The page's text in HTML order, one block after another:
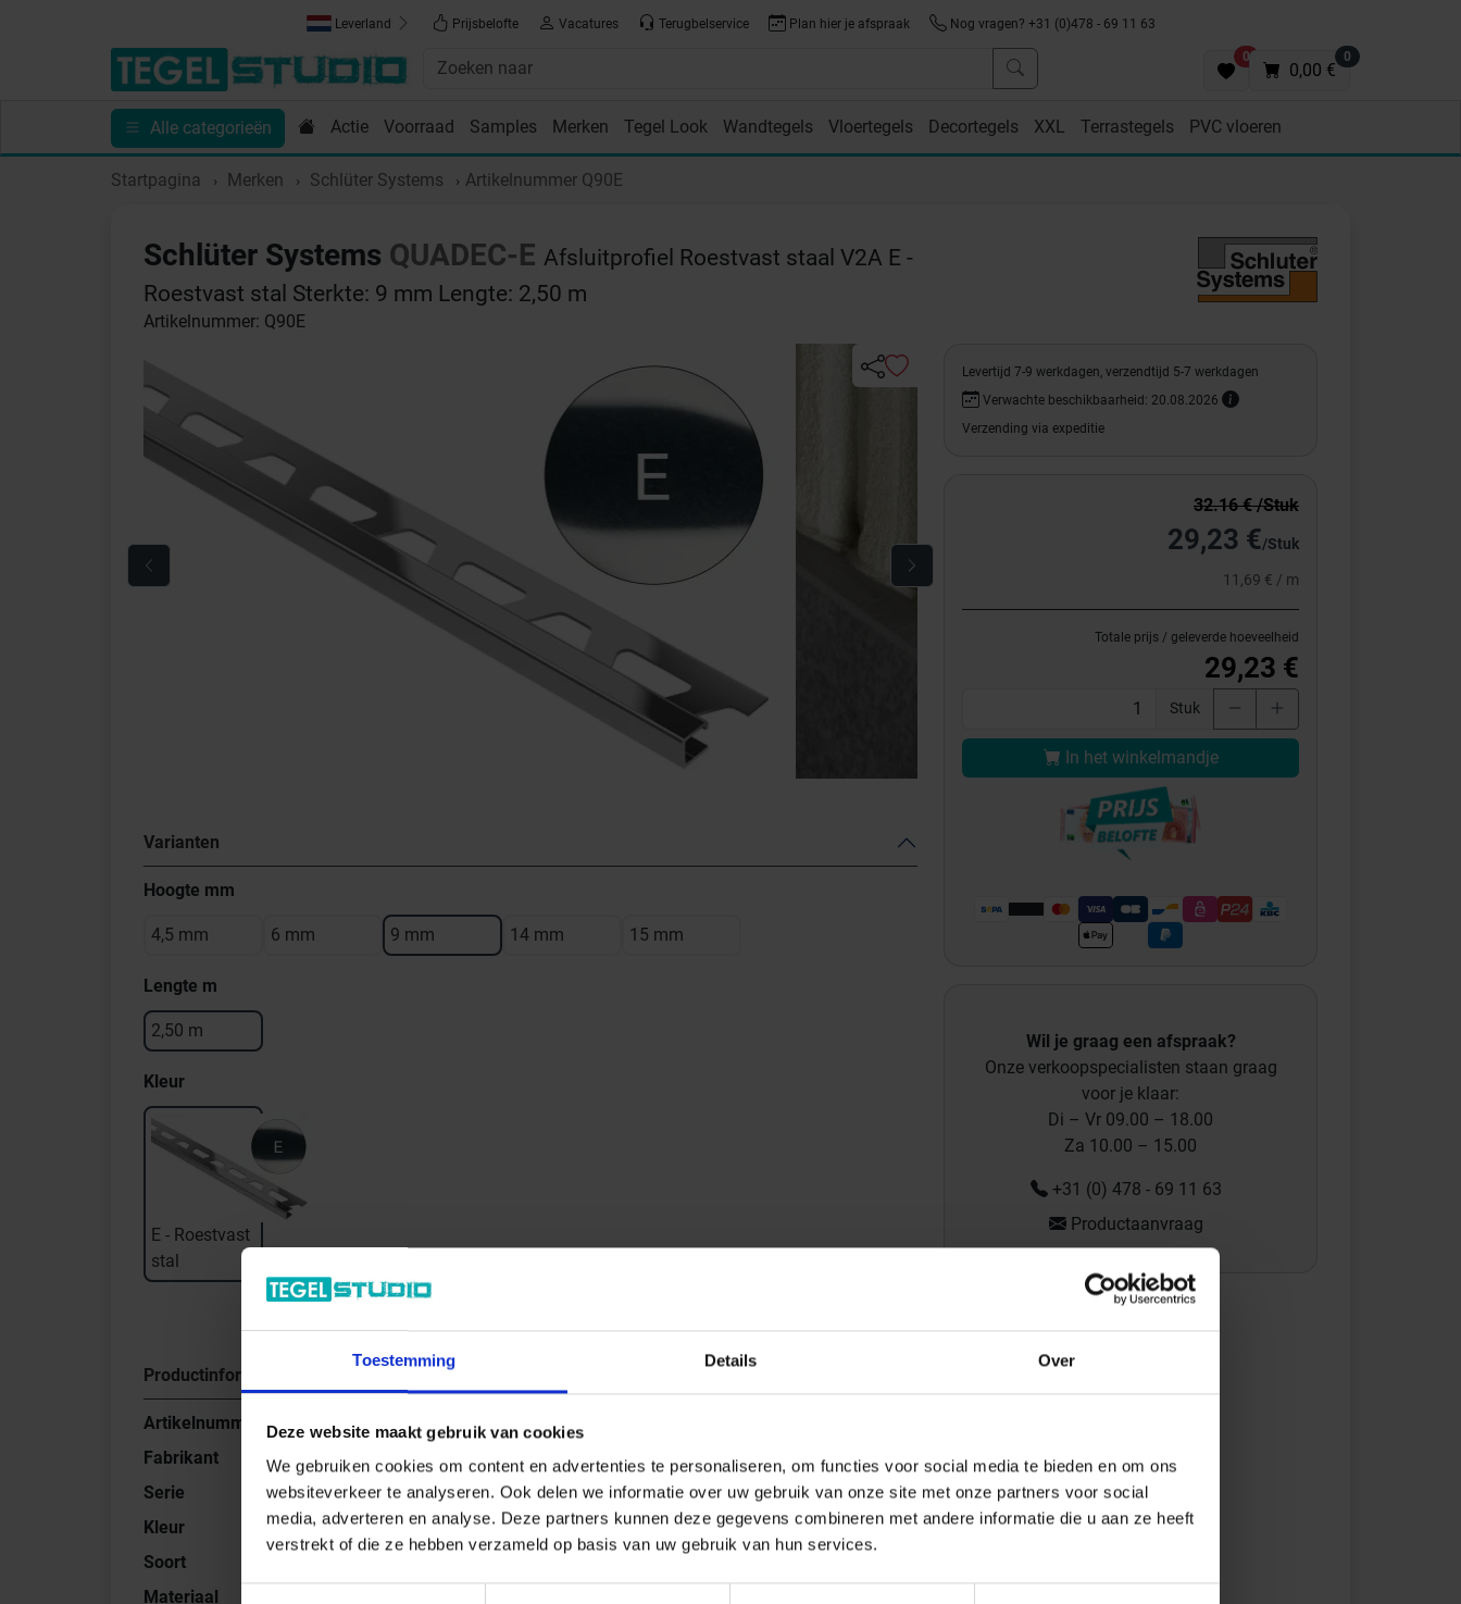
Toestemming Details Over
Deze website maakt gebruik van cookies
We gebruiken cookies om content en advertenties te personaliseren, om functies voor social media te bieden en om ons
websiteverkeer te analyseren. Ook delen we informatie over uw gebruik van onze site met onze partners voor social
media, adverteren en analyse. Deze partners kunnen deze gegevens combineren met andere informatie die u aan ze heeft
verstrekt of die ze hebben verzameld op basis van uw gebruik van hun services.
Leverland Prijsbelofte Vacatures Terugbelservice Plan hier je afspraak Nog vragen? +31 (0)478 - 69 11 63
0 0
0,00 €
Alle categorieën Actie Voorraad Samples Merken Tegel Look Wandtegels Vloertegels Decortegels XXL Terrastegels PVC vloeren
Toebehoren Sanitair Tips en Inspiratie Showroom
Startpagina Merken Schlüter Systems Artikelnummer Q90E
Schlüter Systems QUADEC-E Afsluitprofiel Roestvast staal V2A E -
Roestvast stal Sterkte: 9 mm Lengte: 2,50 m
Artikelnummer: Q90E
Varianten
Hoogte mm
4,5 mm 6 mm 9 mm 14 mm 15 mm
Lengte m
2,50 m
Kleur
E - Roestvast
stal
Productinformatie
Artikelnummer
Q90E
Fabrikant
Schlüter Systems
Serie
QUADEC-E
Kleur
E - Roestvast stal
Soort
Materiaal
EAN nummer
Gewicht
0,655 KG/Stuk
Hoogte mm
9
Lengte m
2,50
verzendtijd 5-7 werkdagen
Levertijd 7-9 werkdagen, verzendtijd 5-7 werkdagen
Verwachte beschikbaarheid: 20.08.2026
Verzending via expeditie
32.16 € /Stuk
29,23 €/Stuk
11,69 € / m
Totale prijs / geleverde hoeveelheid
29,23 €
Stuk
In het winkelmandje
Wil je graag een afspraak?
Onze verkoopspecialisten staan graag
voor je klaar:
Di – Vr 09.00 – 18.00
Za 10.00 – 15.00
+31 (0) 478 - 69 11 63
Productaanvraag